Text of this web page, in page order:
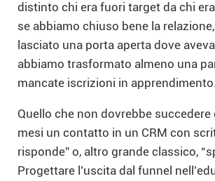
distinto chi era fuori target da chi
se abbiamo chiuso bene la
lasciato una porta aperta dove
abbiamo trasformato almeno una
mancate iscrizioni in apprendimento.
Quello che non dovrebbe succedere
mesi un contatto in un CRM con
risponde” o, altro grande classico,
Progettare l’uscita dal funnel